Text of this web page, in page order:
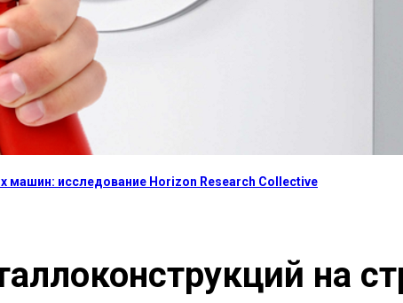
машин: исследование Horizon Research Collective
на